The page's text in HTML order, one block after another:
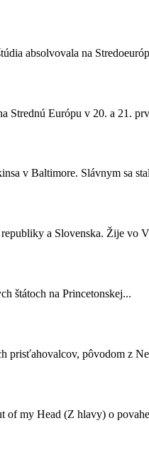
absolvovala na
Strednú Európu v 20. a 21.
v Baltimore. Slávnym sa
a Slovenska. Žije vo
štátoch na Princetonskej...
prisťahovalcov, pôvodom z
of my Head (Z hlavy) o